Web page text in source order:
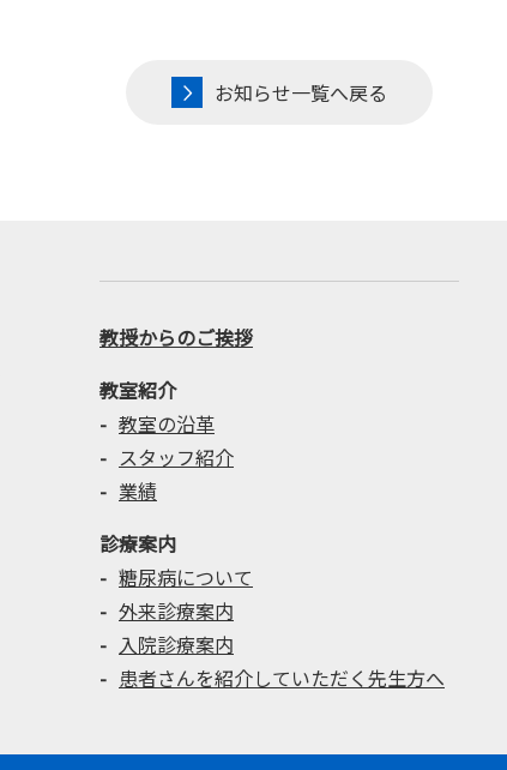
お知らせ一覧へ戻る
教授からのご挨拶
教室紹介
教室の沿革
スタッフ紹介
業績
診療案内
糖尿病について
外来診療案内
入院診療案内
患者さんを紹介していただく先生方へ